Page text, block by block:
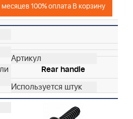
100% оплата В корзину
Rear handle